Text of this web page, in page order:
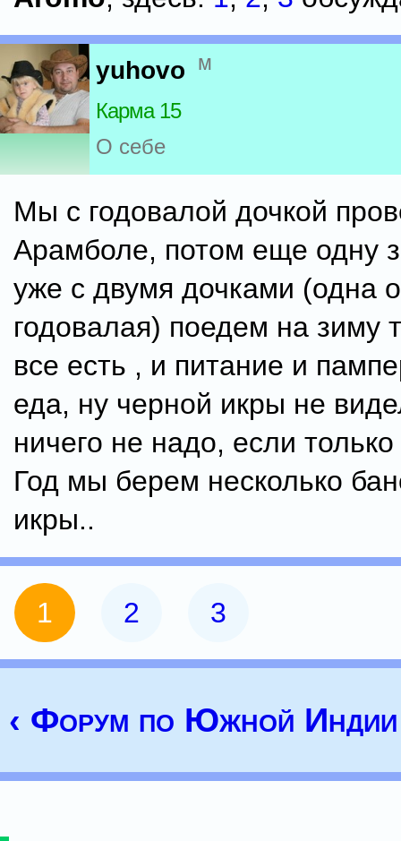
yuhovo м
Карма 15
О себе
Мы с годовалой дочкой
Арамболе, потом еще одну
уже с двумя дочками (одна
годовалая) поедем на зиму
все есть , и питание и
еда, ну черной икры не
ничего не надо, если
Год мы берем несколько
икры..
1 2 3
‹ Форум по Южной